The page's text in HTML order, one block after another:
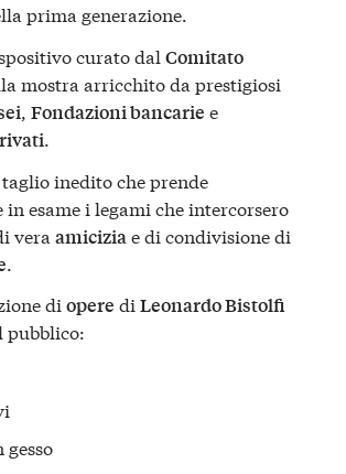
prima generazione.
curato dal Comitato
mostra arricchito da prestigiosi
, Fondazioni bancarie e
.
inedito che prende
esame i legami che intercorsero
vera amicizia e di condivisione di
di opere di Leonardo Bistolfi
pubblico: